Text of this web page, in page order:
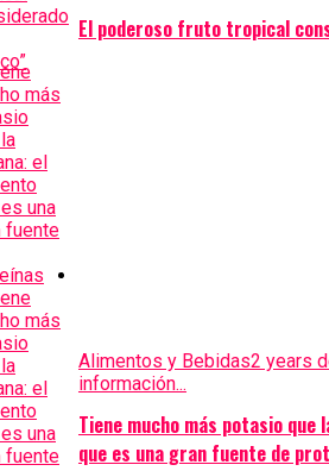
El poderoso fruto tropical
Alimentos y Bebidas2 years
información...
Tiene mucho más potasio que
que es una gran fuente de